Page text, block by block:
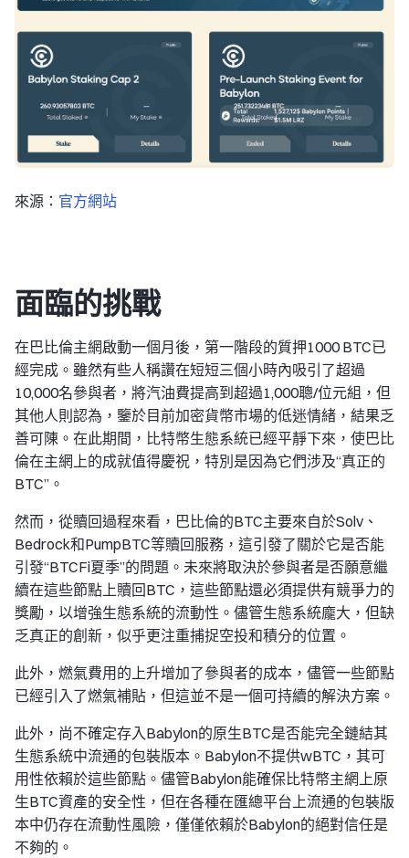
來源： 官方網站
面臨的挑戰
在巴比倫主網啟動一個月後，第一階段的質押1000 BTC已
經完成。雖然有些人稱讚在短短三個小時內吸引了超過
10,000名參與者，將汽油費提高到超過1,000聰/位元組，但
其他人則認為，鑒於目前加密貨幣市場的低迷情緒，結果乏
善可陳。在此期間，比特幣生態系統已經平靜下來，使巴比
倫在主網上的成就值得慶祝，特別是因為它們涉及“真正的
BTC”。
然而，從贖回過程來看，巴比倫的BTC主要來自於Solv、
Bedrock和PumpBTC等贖回服務，這引發了關於它是否能
引發“BTCFi夏季”的問題。未來將取決於參與者是否願意繼
續在這些節點上贖回BTC，這些節點還必須提供有競爭力的
獎勵，以增強生態系統的流動性。儘管生態系統龐大，但缺
乏真正的創新，似乎更注重捕捉空投和積分的位置。
此外，燃氣費用的上升增加了參與者的成本，儘管一些節點
已經引入了燃氣補貼，但這並不是一個可持續的解決方案。
此外，尚不確定存入Babylon的原生BTC是否能完全鏈結其
生態系統中流通的包裝版本。Babylon不提供wBTC，其可
用性依賴於這些節點。儘管Babylon能確保比特幣主網上原
生BTC資產的安全性，但在各種在匯總平台上流通的包裝版
本中仍存在流動性風險，僅僅依賴於Babylon的絕對信任是
不夠的。